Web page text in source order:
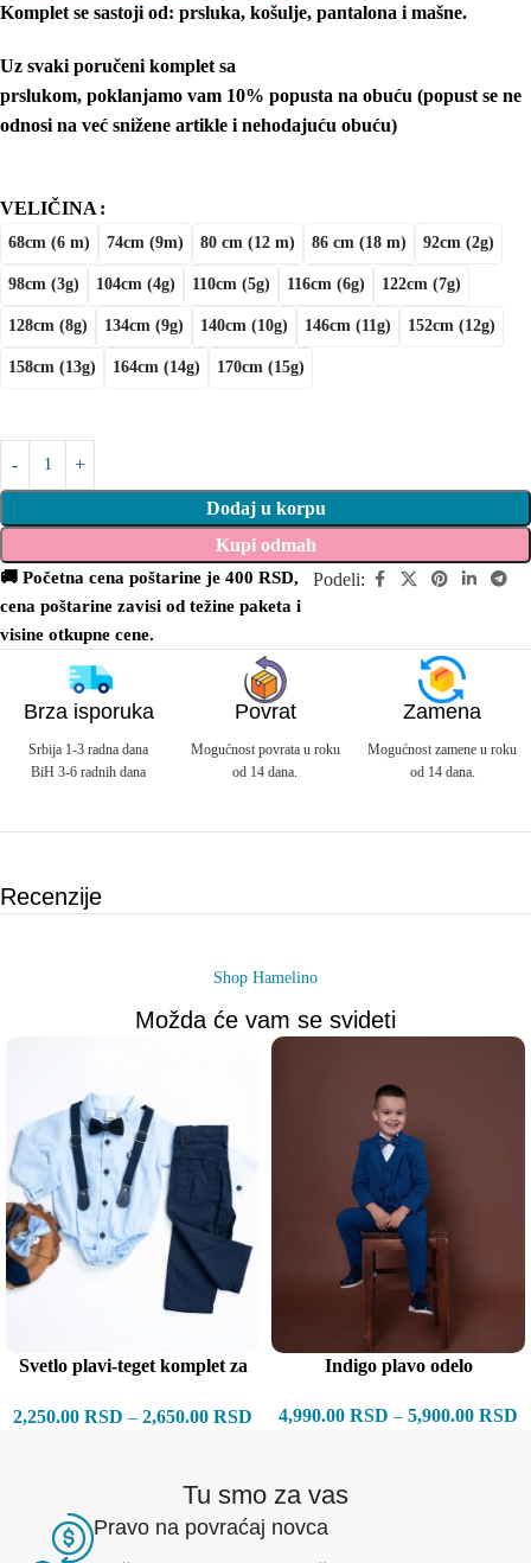
Komplet se sastoji od: prsluka, košulje, pantalona i mašne.
Uz svaki poručeni komplet sa
prslukom, poklanjamo vam 10% popusta na obuću (popust se ne
odnosi na već snižene artikle i nehodajuću obuću)
VELIČINA
68cm (6 m) 74cm (9m) 80 cm (12 m) 86 cm (18 m) 92cm (2g)
98cm (3g) 104cm (4g) 110cm (5g) 116cm (6g) 122cm (7g)
128cm (8g) 134cm (9g) 140cm (10g) 146cm (11g) 152cm (12g)
158cm (13g) 164cm (14g) 170cm (15g)
Dodaj u korpu
Kupi odmah
🚚 Početna cena poštarine je 400 RSD,
cena poštarine zavisi od težine paketa i
visine otkupne cene.
Podeli:
Brza isporuka
Srbija 1-3 radna dana
BiH 3-6 radnih dana
Povrat
Mogućnost povrata u roku
od 14 dana.
Zamena
Mogućnost zamene u roku
od 14 dana.
Recenzije
Shop Hamelino
Možda će vam se svideti
Svetlo plavi-teget komplet za
2,250.00 RSD – 2,650.00 RSD
Indigo plavo odelo
4,990.00 RSD – 5,900.00 RSD
Tu smo za vas
Pravo na povraćaj novca